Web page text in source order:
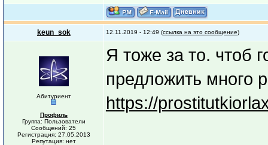
keun_sok 12.11.2019 - 12:49 (ссылка на это сообщение)
Абитуриент
Профиль
Группа: Пользователи
Сообщений: 25
Регистрация: 27.05.2013
Репутация: нет
Я тоже за то. чтоб
предложить много
https://